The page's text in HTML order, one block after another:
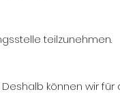
teilzunehmen.
können wir für